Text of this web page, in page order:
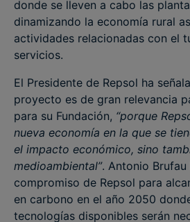
donde se lleven a cabo las
dinamizando la economía rural
actividades relacionadas con el
servicios.
El Presidente de Repsol ha
proyecto es de gran relevancia
para su Fundación, “porque
nueva economía en la que se
el impacto económico, sino
medioambiental”. Antonio
compromiso de Repsol para
en carbono en el año 2050
tecnologías disponibles serán